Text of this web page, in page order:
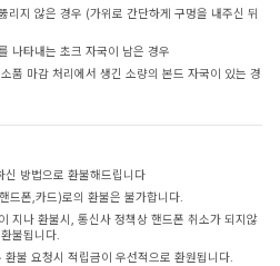
리지 않은 경우 (가위로 간단하게 구멍을 내주신 뒤
나타내는 초크 자국이 남은 경우
품 마감 처리에서 생긴 소량의 본드 자국이 있는 경
방법으로 환불해드립니다
드폰,카드)로의 환불은 불가합니다.
지나 환불시, 통신사 정책상 핸드폰 취소가 되지않
불됩니다.
불 요청시 적립금이 우선적으로 환원됩니다.